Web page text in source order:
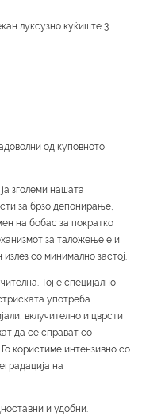
од куповното
зголеми нашата
за брзо депонирање,
на бобас за пократко
за таложење е и
со минимално застој.
Тој е специјално
употреба.
вклучително и цврсти
да се справат со
користиме интензивно со
на
и удобни.